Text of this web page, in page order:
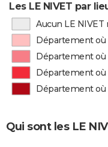
Les LE NIVET par
Aucun LE
Département où
Département où
Département où
Département où
Qui sont les LE